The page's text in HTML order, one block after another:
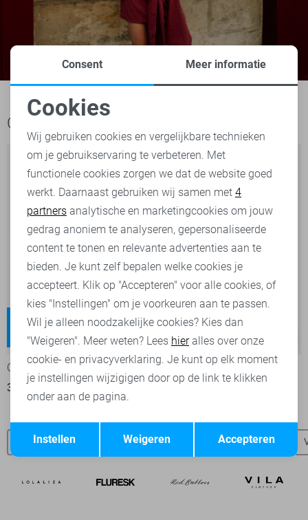
Ook het bekijken waard
Blush
Regular waist
-30%
Only Jeans
35,00
Juicy
High waist
Only Jeans
39,95
Refined Department broeken Refined Department blouses
Noodzakelijke cookies
Personalisatie cookies
Analytische cookies
Marketing cookies
Terug Opslaan
Consent Meer informatie
Cookies
Wij gebruiken cookies en vergelijkbare technieken
om je gebruikservaring te verbeteren. Met
functionele cookies zorgen we dat de website goed
werkt. Daarnaast gebruiken wij samen met 4
partners analytische en marketingcookies om jouw
gedrag anoniem te analyseren, gepersonaliseerde
content te tonen en relevante advertenties aan te
bieden. Je kunt zelf bepalen welke cookies je
accepteert. Klik op "Accepteren" voor alle cookies, of
kies "Instellingen" om je voorkeuren aan te passen.
Wil je alleen noodzakelijke cookies? Kies dan
"Weigeren". Meer weten? Lees hieralles over onze
cookie- en privacyverklaring. Je kunt op elk moment
je instellingen wijzigigen door op de link te klikken
onder aan de pagina.
Accepteren
Weigeren
Instellen